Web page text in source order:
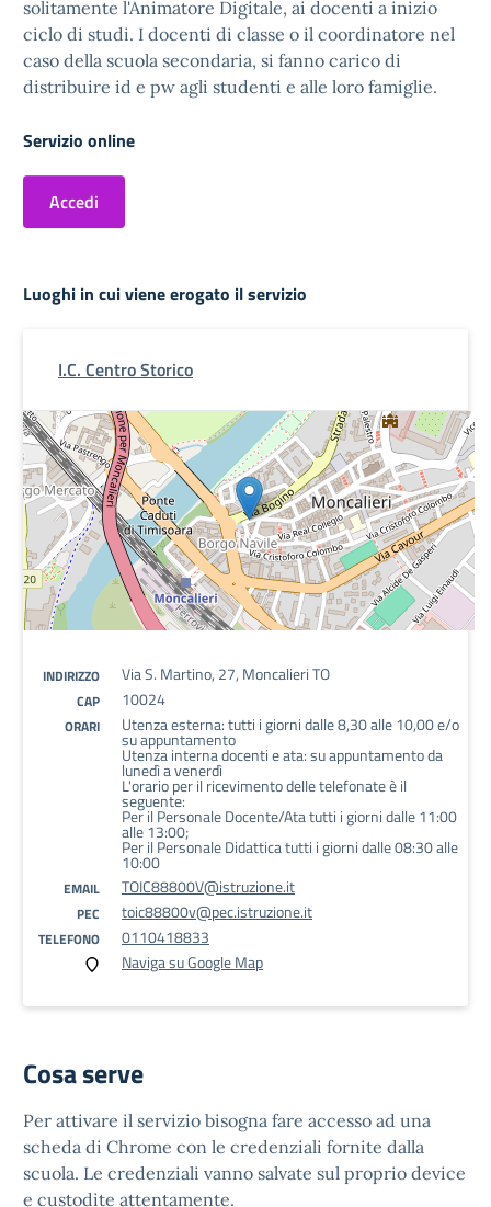
solitamente l'Animatore Digitale, ai docenti a inizio
ciclo di studi. I docenti di classe o il coordinatore nel
caso della scuola secondaria, si fanno carico di
distribuire id e pw agli studenti e alle loro famiglie.
Servizio online
Accedi
Luoghi in cui viene erogato il servizio
I.C. Centro Storico
INDIRIZZO Via S. Martino, 27, Moncalieri TO
CAP 10024
ORARI Utenza esterna: tutti i giorni dalle 8,30 alle 10,00 e/o
su appuntamento
Utenza interna docenti e ata: su appuntamento da
lunedì a venerdì
L'orario per il ricevimento delle telefonate è il
seguente:
Per il Personale Docente/Ata tutti i giorni dalle 11:00
alle 13:00;
Per il Personale Didattica tutti i giorni dalle 08:30 alle
10:00
EMAIL TOIC88800V@istruzione.it
PEC toic88800v@pec.istruzione.it
TELEFONO
0110418833
Naviga su Google Map
Cosa serve
Per attivare il servizio bisogna fare accesso ad una
scheda di Chrome con le credenziali fornite dalla
scuola. Le credenziali vanno salvate sul proprio device
e custodite attentamente.